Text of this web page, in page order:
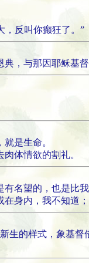
，反叫你癫狂了。”
，与那因耶稣基
是生命。
体情欲的割礼。
名望的，也是比我
在身内，我不知
的样式，象基督